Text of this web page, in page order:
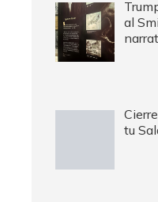
al
tu